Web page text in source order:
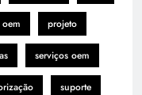
projeto
serviços oem
suporte